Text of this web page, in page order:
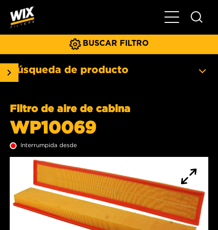
Menú
BUSCAR FILTRO
Búsqueda de producto
Filtro de aire de cabina
WP10069
Interrumpida desde